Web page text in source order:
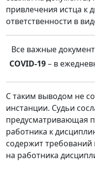
привлечения истца к
ответственности в
Все важные
COVID-19– в
С таким выводом не
инстанции. Судьи
предусматривающая
работника к
содержит
на работника